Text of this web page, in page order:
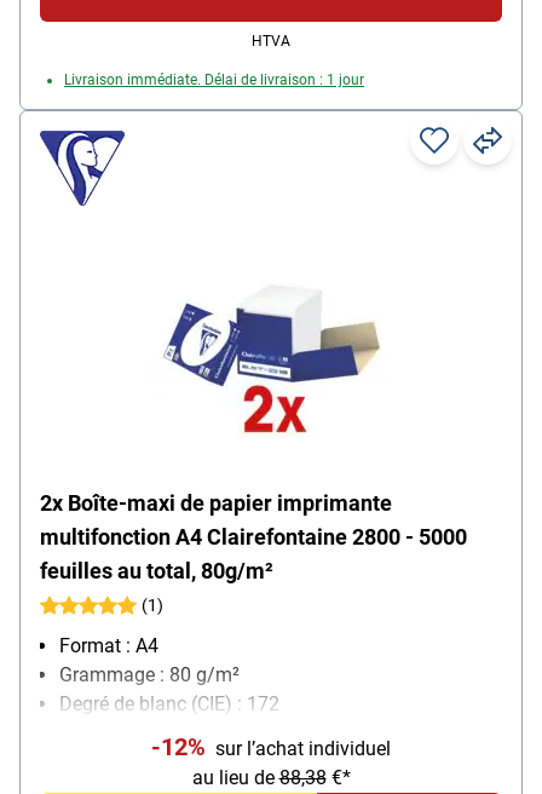
HTVA
Livraison immédiate. Délai de livraison : 1 jour
2x Boîte-maxi de papier imprimante
multifonction A4 Clairefontaine 2800 - 5000
feuilles au total, 80g/m²
(1)
Format : A4
Grammage : 80 g/m²
Degré de blanc (CIE) : 172
Contenu par paquet : 2500 feuille(s)
-12% sur l’achat individuel
au lieu de88,38€*